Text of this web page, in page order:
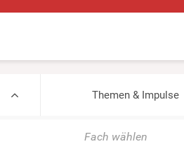
Themen & Impulse
Fach wählen